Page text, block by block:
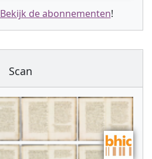
Bekijk de abonnementen!
Scan